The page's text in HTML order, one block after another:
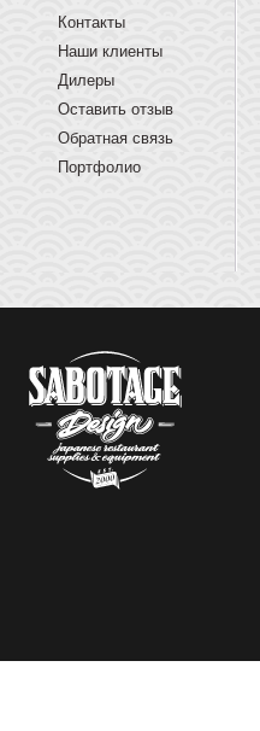
Контакты
Наши клиенты
Дилеры
Оставить отзыв
Обратная связь
Портфолио